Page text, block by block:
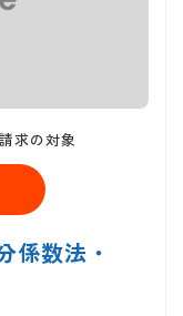
求の対象
係数法・